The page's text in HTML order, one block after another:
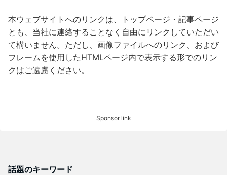
本ウェブサイトへのリンクは、トップページ・記事ページ
とも、当社に連絡することなく自由にリンクしていただい
て構いません。ただし、画像ファイルへのリンク、および
フレームを使用したHTMLページ内で表示する形でのリン
クはご遠慮ください。
Sponsor link
話題のキーワード